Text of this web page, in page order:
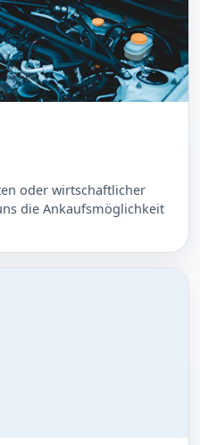
oder wirtschaftlicher
die Ankaufsmöglichkeit